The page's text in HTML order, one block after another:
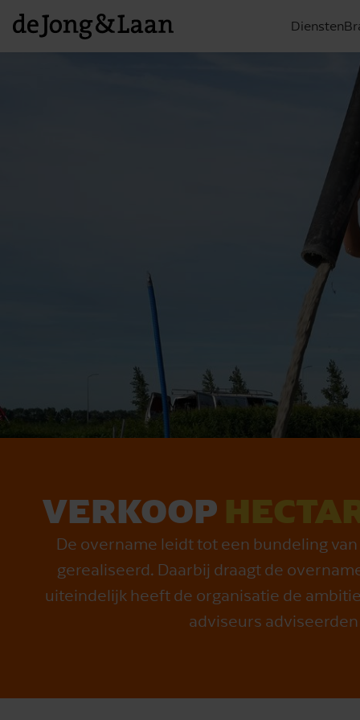
Diensten
VERKOOP
De overname leidt tot een bundeling
gerealiseerd. Daarbij draagt de
uiteindelijk heeft de organisatie de
adviseurs